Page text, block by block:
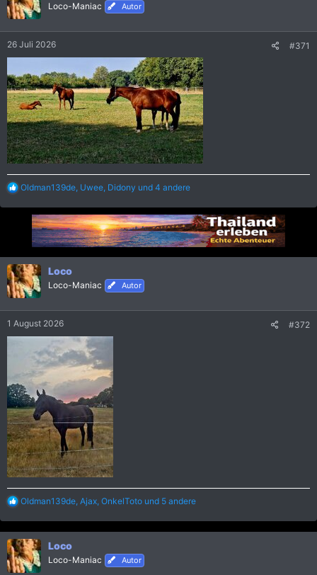
i
o
n
:
Loco-Maniac Autor
26 Juli 2026 #371
R
a
n
e
n
:
Oldman139de Uwee Didony und 4 andere
Loco
Loco-Maniac Autor
1 August 2026 #372
R
a
k
t
i
o
Oldman139de Ajax OnkelToto und 5 andere
Loco
Loco-Maniac Autor